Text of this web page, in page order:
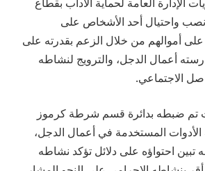
واحتيال أحد الأشخاص على
على أموالهم من خلال الزعم بقدرته على
أعمال الدجل، والترويج لنشاطه
الاجتماعي.
تم ضبطه بدائرة قسم شرطة كرموز
الأدوات المستخدمة في أعمال الدجل،
احتواؤه على دلائل تؤكد نشاطه